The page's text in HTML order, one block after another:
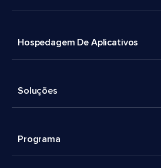
Hospedagem De Aplicativos
Soluções
Programa